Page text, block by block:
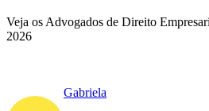
Veja os Advogados de Direito
2026
Gabriela